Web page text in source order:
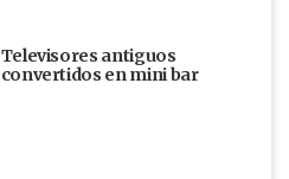
Televisores antiguos
convertidos en mini bar